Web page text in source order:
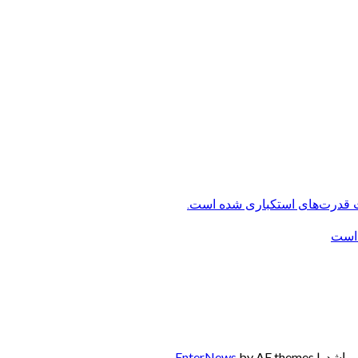
قدرت‌های استکباری شده است.
است